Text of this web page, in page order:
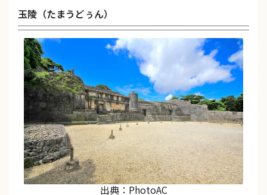
玉陵（たまうどぅん）
出典：PhotoAC